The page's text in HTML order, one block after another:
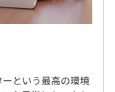
という最高の環境